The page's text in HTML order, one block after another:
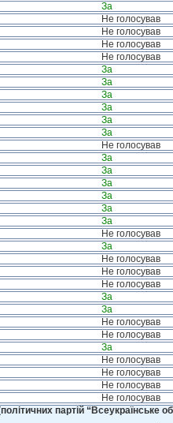
За
Не голосував
Не голосував
Не голосував
Не голосував
За
За
За
За
За
За
Не голосував
За
За
За
За
За
За
Не голосував
За
Не голосував
Не голосував
Не голосував
За
За
Не голосував
Не голосував
За
Не голосував
Не голосував
Не голосував
Не голосував
партій “Всеукраїнське